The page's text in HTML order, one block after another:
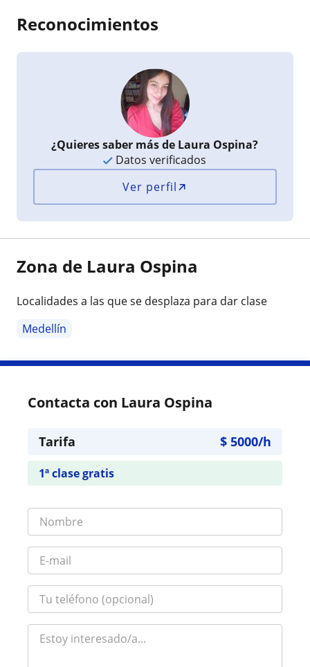
Reconocimientos
¿Quieres saber más de Laura Ospina?
Datos verificados
Ver perfil
Zona de Laura Ospina
Localidades a las que se desplaza para dar clase
Medellín
Contacta con Laura Ospina
Tarifa $ 5000/h
1ª clase gratis